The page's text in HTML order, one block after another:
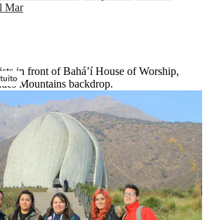
Mar
in front of Baháʼí House of Worship,
Mountains backdrop.